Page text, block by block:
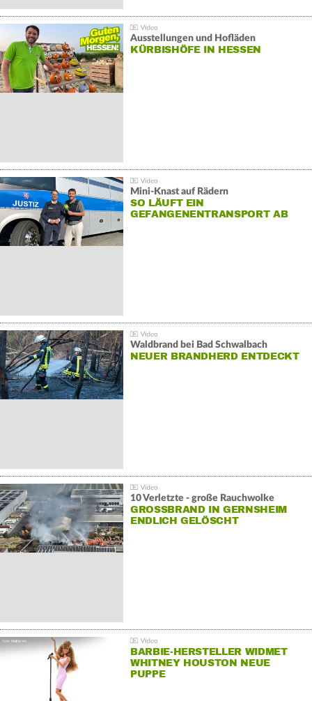
Ausstellungen und Hofläden
KÜRBISHÖFE IN HESSEN
Mini-Knast auf Rädern
SO LÄUFT EIN
GEFANGENENTRANSPORT AB
Waldbrand bei Bad Schwalbach
NEUER BRANDHERD ENTDECKT
10 Verletzte - große Rauchwolke
GROSSBRAND IN GERNSHEIM E
NDLICH GELÖSCHT
BARBIE-HERSTELLER WIDMET
WHITNEY HOUSTON NEUE
PUPPE